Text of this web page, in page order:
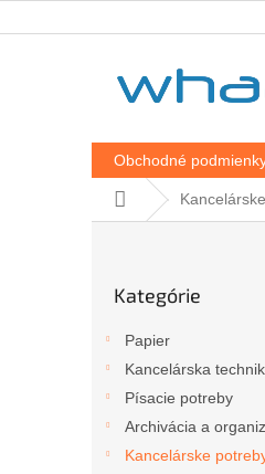
na
Obchodné
Domov
kategórie
Kategórie
Papier
Kancelárska
Písacie potreby
Archivácia a
Kancelárske